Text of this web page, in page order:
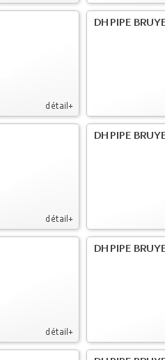
détail+
DH PIPE
détail+
DH PIPE
détail+
DH PIPE